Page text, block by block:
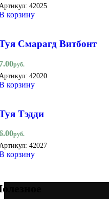
42025
корзину
Смарагд Витбонт
руб.
42020
корзину
Тэдди
руб.
42027
корзину